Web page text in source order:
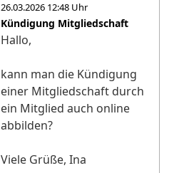
26.03.2026 12:48 Uhr
Kündigung Mitgliedschaft
Hallo,
kann man die Kündigung
einer Mitgliedschaft durch
ein Mitglied auch online
abbilden?
Viele Grüße, Ina